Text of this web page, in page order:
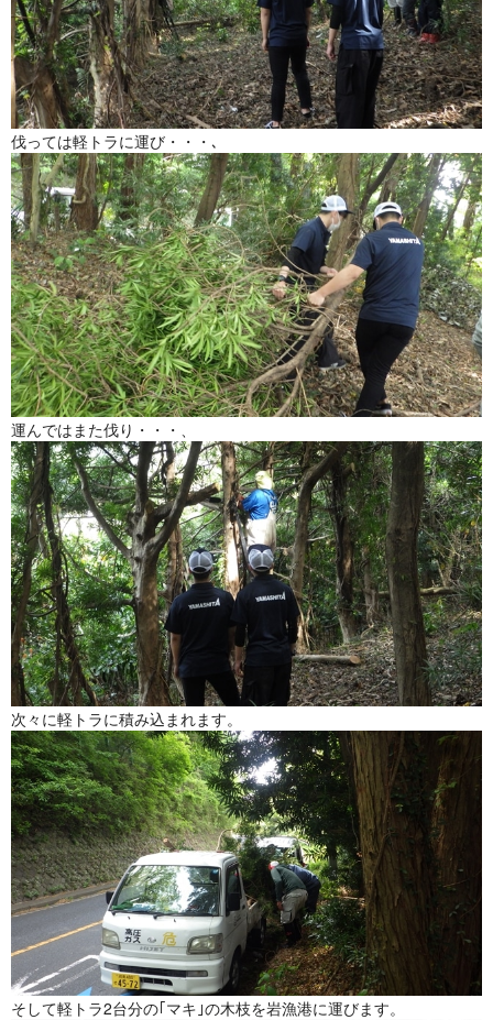
伐っては軽トラに運び・・・､
運んではまた伐り・・・、
次々に軽トラに積み込まれます。
そして軽トラ2台分の｢マキ｣の木枝を岩漁港に運びます。